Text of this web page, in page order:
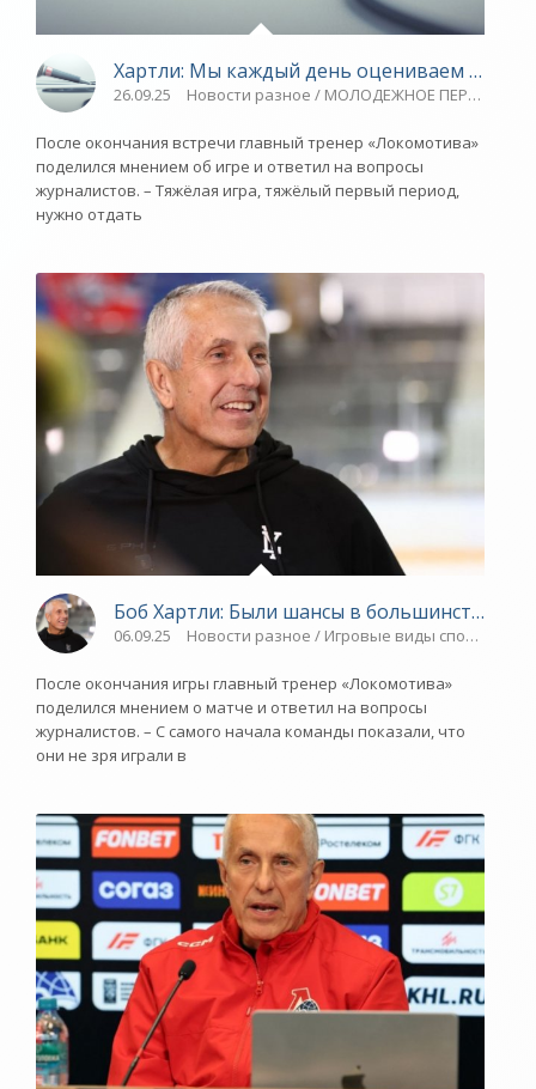
Хартли: Мы каждый день оцениваем наш
26.09.25 Новости разное / МОЛОДЕЖНОЕ ПЕРВЕНСТВО
После окончания встречи главный тренер «Локомотива»
поделился мнением об игре и ответил на вопросы
журналистов. – Тяжёлая игра, тяжёлый первый период,
нужно отдать
Боб Хартли: Были шансы в большинстве, но
06.09.25 Новости разное / Игровые виды спорта /
После окончания игры главный тренер «Локомотива»
поделился мнением о матче и ответил на вопросы
журналистов. – С самого начала команды показали, что
они не зря играли в